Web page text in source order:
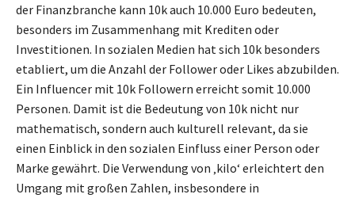
der Finanzbranche kann 10k auch 10.000 Euro bedeuten,
besonders im Zusammenhang mit Krediten oder
Investitionen. In sozialen Medien hat sich 10k besonders
etabliert, um die Anzahl der Follower oder Likes abzubilden.
Ein Influencer mit 10k Followern erreicht somit 10.000
Personen. Damit ist die Bedeutung von 10k nicht nur
mathematisch, sondern auch kulturell relevant, da sie
einen Einblick in den sozialen Einfluss einer Person oder
Marke gewährt. Die Verwendung von ‚kilo‘ erleichtert den
Umgang mit großen Zahlen, insbesondere in